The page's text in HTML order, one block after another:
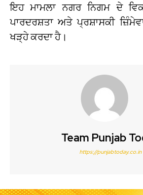
ਇਹ ਮਾਮਲਾ ਨਗਰ ਨਿਗਮ ਦੇ
ਪਾਰਦਰਸ਼ਤਾ ਅਤੇ ਪ੍ਰਸ਼ਾਸਕੀ
ਖੜ੍ਹੇ ਕਰਦਾ ਹੈ।
Team Punjab
https://punjabtoday.co.in